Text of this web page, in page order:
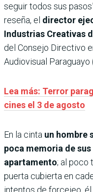
seguir todos sus
reseña, el director
Industrias Creativas
del Consejo Directivo
Audiovisual Paraguayo
Lea más: Terror
cines el 3 de agosto
En la cinta un hombre
poca memoria de
apartamento; al poco
puerta cubierta en
intentos de forcejeo,